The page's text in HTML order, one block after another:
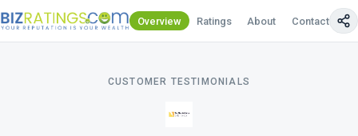
Overview Ratings About Contact Us
CUSTOMER TESTIMONIALS